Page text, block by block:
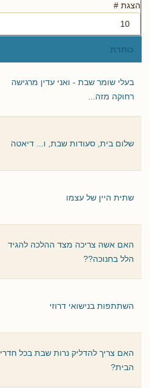
הצגת #
כותרת
בעלי שומר שבת - ואני עדין מרגישה
רחוקה מזה...
שלום בית, סעודות שבת, ו... דיאטה
שתית היין של עצמו
האם אשה צריכה מצד ההלכה להגיד
הלל בחנוכה??
השתתפות בנישואי דרוזי
האם צריך להדליק נרות שבת בכל חדרי
הבית?